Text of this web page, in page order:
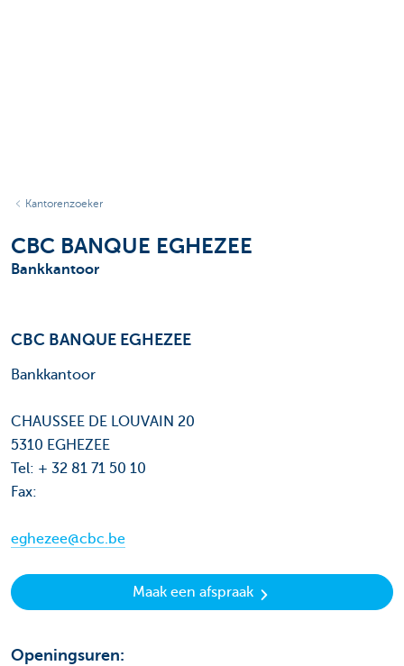
Kantorenzoeker
CBC BANQUE EGHEZEE
Bankkantoor
CBC BANQUE EGHEZEE
Bankkantoor
CHAUSSEE DE LOUVAIN 20
5310 EGHEZEE
Tel: + 32 81 71 50 10
Fax:
eghezee@cbc.be
Maak een afspraak
Openingsuren: